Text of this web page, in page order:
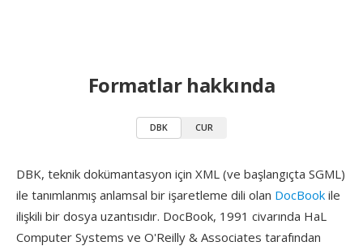
Formatlar hakkında
DBK CUR
DBK, teknik dokümantasyon için XML (ve başlangıçta SGML)
ile tanımlanmış anlamsal bir işaretleme dili olan DocBook ile
ilişkili bir dosya uzantısıdır. DocBook, 1991 civarında HaL
Computer Systems ve O'Reilly & Associates tarafından